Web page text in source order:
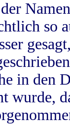
so
in
wurde,